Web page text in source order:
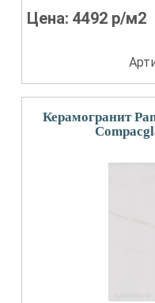
Цена:4492 р/м2
Керамогранит